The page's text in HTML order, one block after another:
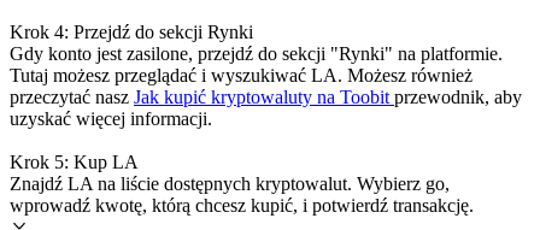
Krok 4: Przejdź do sekcji Rynki
Gdy konto jest zasilone, przejdź do sekcji "Rynki" na platformie.
Tutaj możesz przeglądać i wyszukiwać LA. Możesz również
przeczytać nasz Jak kupić kryptowaluty na Toobit przewodnik, aby
uzyskać więcej informacji.
Krok 5: Kup LA
Znajdź LA na liście dostępnych kryptowalut. Wybierz go,
wprowadź kwotę, którą chcesz kupić, i potwierdź transakcję.